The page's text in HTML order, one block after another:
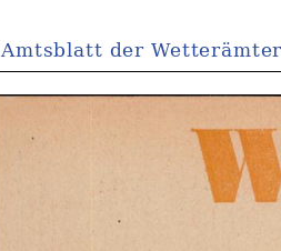
Amtsblatt der